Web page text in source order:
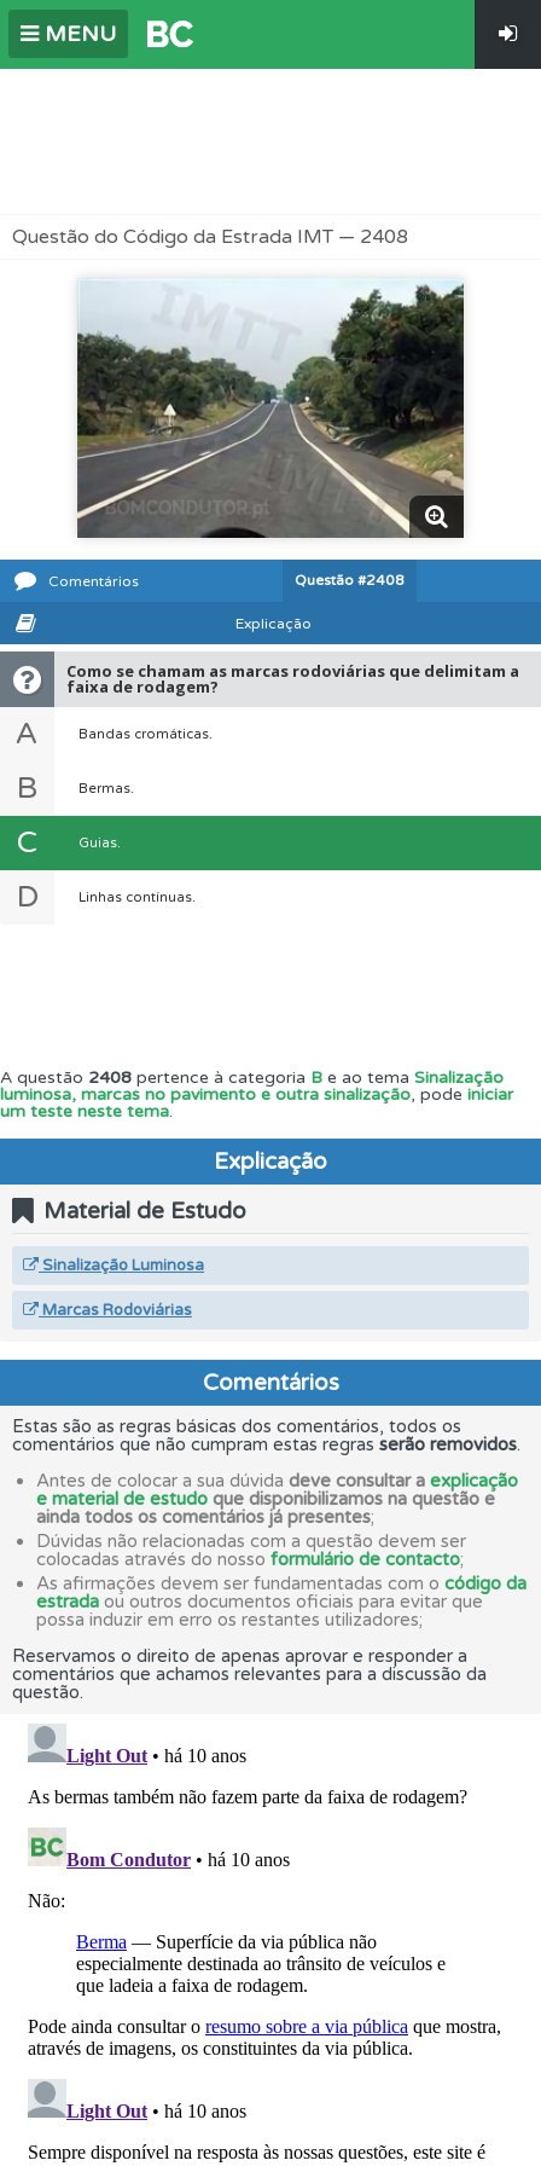
MENU
Questão do Código da Estrada IMT — 2408
Comentários Questão #2408
Explicação
Como se chamam as marcas rodoviárias que delimitam a
faixa de rodagem?
A Bandas cromáticas.
B Bermas.
C Guias.
D Linhas contínuas.
A questão 2408 pertence à categoria B e ao tema Sinalização
luminosa, marcas no pavimento e outra sinalização, pode iniciar
um teste neste tema.
Explicação
Material de Estudo
Sinalização Luminosa
Marcas Rodoviárias
Comentários
Estas são as regras básicas dos comentários, todos os
comentários que não cumpram estas regras serão removidos.
Antes de colocar a sua dúvida deve consultar a explicação
e material de estudo que disponibilizamos na questão e
ainda todos os comentários já presentes;
Dúvidas não relacionadas com a questão devem ser
colocadas através do nosso formulário de contacto;
As afirmações devem ser fundamentadas com o código da
estrada ou outros documentos oficiais para evitar que
possa induzir em erro os restantes utilizadores;
Reservamos o direito de apenas aprovar e responder a
comentários que achamos relevantes para a discussão da
questão.